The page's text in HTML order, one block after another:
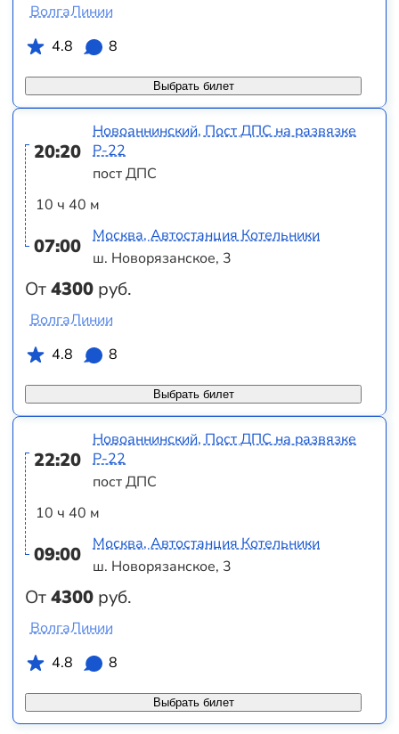
Выбрать билет
ВолгаЛинии
4.8
8
20:20
10 ч 40 м
07:00
От4300 руб.
Новоаннинский, Пост ДПС на развязке
Р-22
пост ДПС
Москва, Автостанция Котельники
ш. Новорязанское, 3
Выбрать билет
ВолгаЛинии
4.8
8
22:20
10 ч 40 м
09:00
От4300 руб.
Новоаннинский, Пост ДПС на развязке
Р-22
пост ДПС
Москва, Автостанция Котельники
ш. Новорязанское, 3
Выбрать билет
ВолгаЛинии
4.8
8